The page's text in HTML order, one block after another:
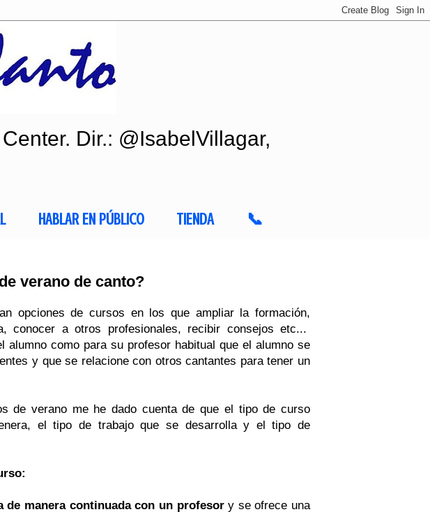
Dir.: @IsabelVillagar,
HABLAR EN PÚBLICO TIENDA 📞
verano de canto?
opciones de cursos en los que ampliar la formación,
conocer a otros profesionales, recibir consejos etc...
alumno como para su profesor habitual que el alumno se
y que se relacione con otros cantantes para tener un
de verano me he dado cuenta de que el tipo de curso
el tipo de trabajo que se desarrolla y el tipo de
de manera continuada con un profesory se ofrece una